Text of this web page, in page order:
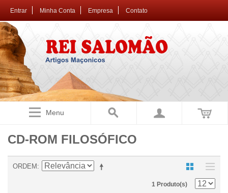
Entrar Minha Conta Empresa Contato
Menu
CD-ROM FILOSÓFICO
ORDEM
1 Produto(s)